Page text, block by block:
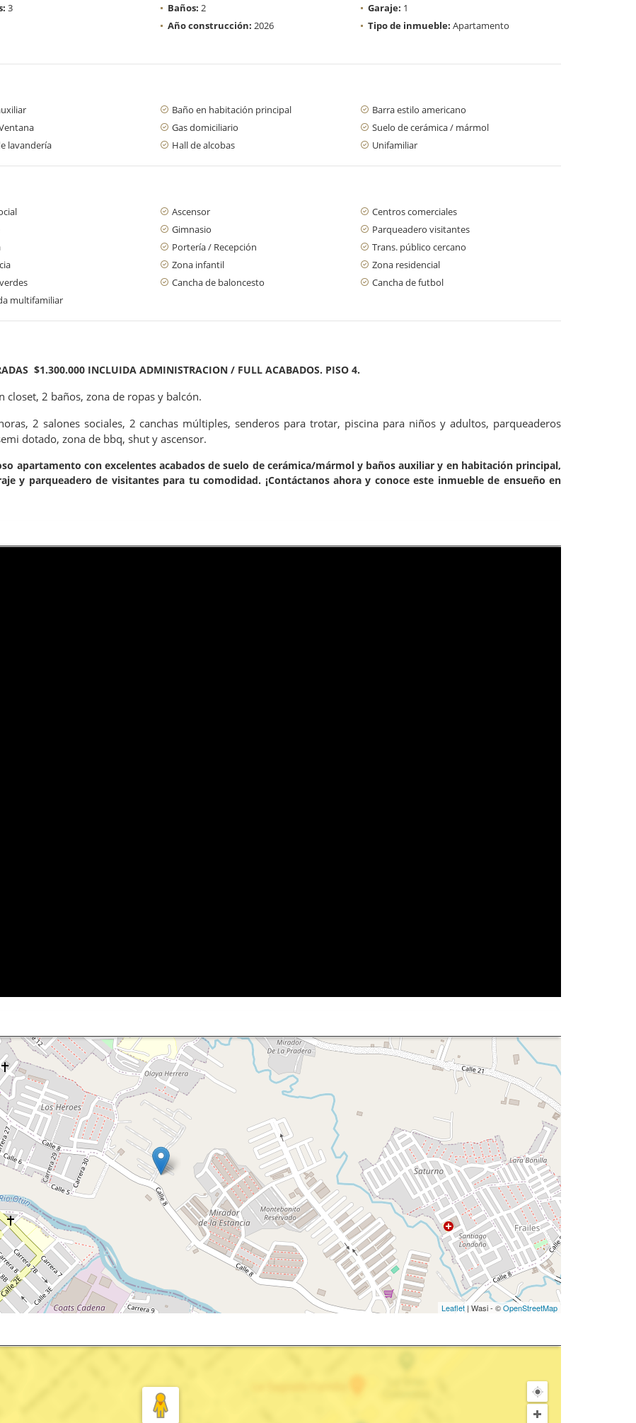
3 Baños: 2 Garaje: 1
Año construcción: 2026 Tipo de inmueble: Apartamento
Baño en habitación principal
Barra estilo americano
Gas domiciliario
Suelo de cerámica / mármol
lavandería Hall de alcobas Unifamiliar
Ascensor
Centros comerciales
Gimnasio
Parqueadero visitantes
Portería / Recepción
Trans. público cercano
Zona infantil
Zona residencial
Cancha de baloncesto
Cancha de futbol
multifamiliar
$1.300.000 INCLUIDA ADMINISTRACION / FULL ACABADOS. PISO 4.
closet, 2 baños, zona de ropas y balcón.
2 salones sociales, 2 canchas múltiples, senderos para trotar, piscina para niños y adultos, parqueaderos
dotado, zona de bbq, shut y ascensor.
apartamento con excelentes acabados de suelo de cerámica/mármol y baños auxiliar y en habitación principal,
y parqueadero de visitantes para tu comodidad. ¡Contáctanos ahora y conoce este inmueble de ensueño en
Leaflet | Wasi - ©OpenStreetMap